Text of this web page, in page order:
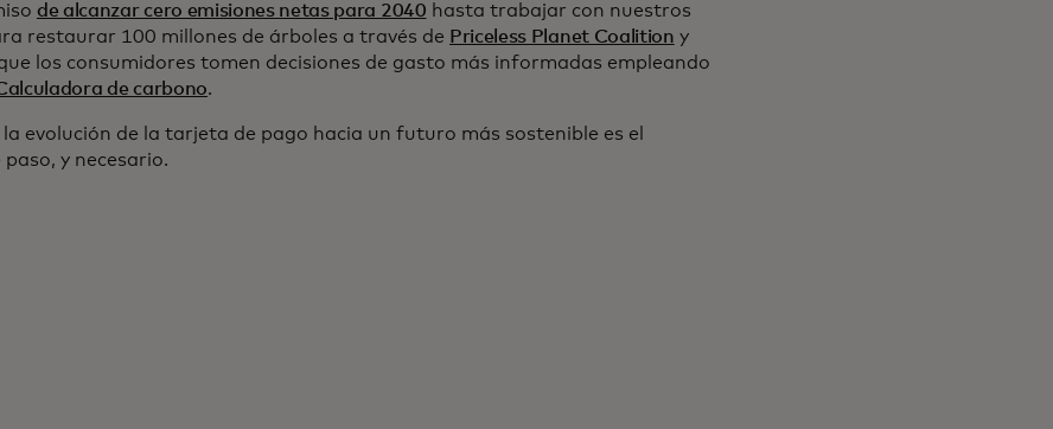
de alcanzar cero emisiones netas para 2040 hasta trabajar con nuestros
restaurar 100 millones de árboles a través de Priceless Planet Coalition y
los consumidores tomen decisiones de gasto más informadas empleando
de carbono.
la evolución de la tarjeta de pago hacia un futuro más sostenible es el
y necesario.